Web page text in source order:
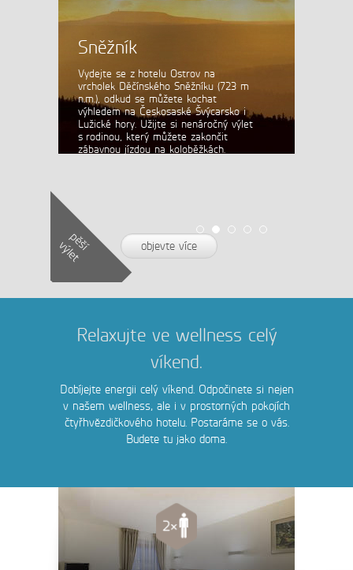
Sněžník
Vydejte se z hotelu Ostrov na
vrcholek Děčínského Sněžníku (723 m
n.m.), odkud se můžete kochat
výhledem na Českosaské Švýcarsko i
Lužické hory. Užijte si nenáročný výlet
s rodinou, který můžete zakončit
zábavnou jízdou na koloběžkách.
pěší
výlet objevte více
Relaxujte ve wellness celý
víkend.
Dobíjejte energii celý víkend. Odpočinete si nejen
v našem wellness, ale i v prostorných pokojích
čtyřhvězdičkového hotelu. Postaráme se o vás.
Budete tu jako doma.